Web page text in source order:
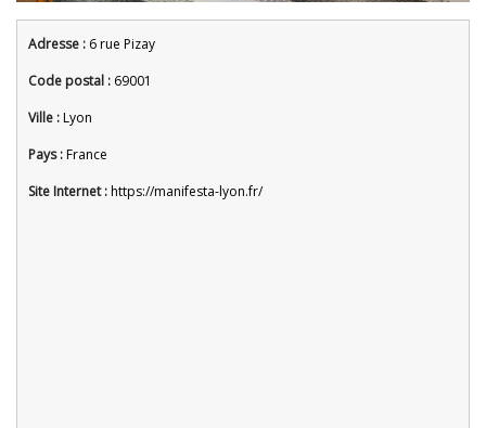
Adresse : 6 rue Pizay
Code postal : 69001
Ville :Lyon
Pays :France
Site Internet :https://manifesta-lyon.fr/